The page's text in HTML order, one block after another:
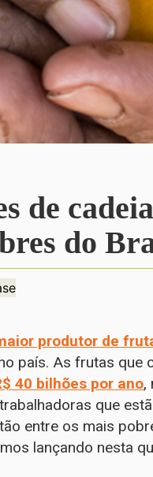
de
do
produtor de
país. As frutas que
40 bilhões por ano,
que
entre os mais
lançando nesta